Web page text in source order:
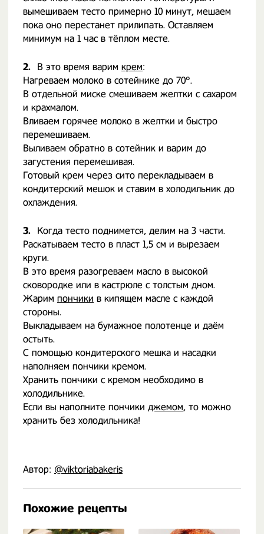
вымешиваем тесто примерно 10 минут, мешаем
пока оно перестанет прилипать. Оставляем
минимум на 1 час в тёплом месте.
2. В это время варим крем:
Нагреваем молоко в сотейнике до 70°.
В отдельной миске смешиваем желтки с сахаром
и крахмалом.
Вливаем горячее молоко в желтки и быстро
перемешиваем.
Выливаем обратно в сотейник и варим до
загустения перемешивая.
Готовый крем через сито перекладываем в
кондитерский мешок и ставим в холодильник до
охлаждения.
3.
Когда тесто поднимется, делим на 3 части.
Раскатываем тесто в пласт 1,5 см и вырезаем
круги.
В это время разогреваем масло в высокой
сковородке или в кастрюле с толстым дном.
Жарим пончики в кипящем масле с каждой
стороны.
Выкладываем на бумажное полотенце и даём
остыть.
С помощью кондитерского мешка и насадки
наполняем пончики кремом.
Хранить пончики с кремом необходимо в
холодильнике.
Если вы наполните пончики джемом, то можно
хранить без холодильника!
Автор: @viktoriabakeris
Похожие рецепты